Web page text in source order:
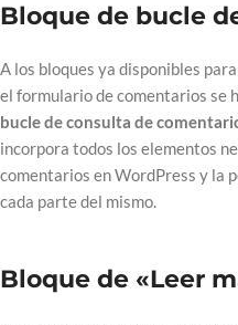
Bloque de bucle
A los bloques ya disponibles
el formulario de comentarios se
bucle de consulta de
incorpora todos los elementos
comentarios en WordPress y la
cada parte del mismo.
Bloque de «Leer